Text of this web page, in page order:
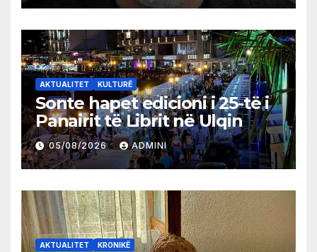
AKTUALITET KULTURË
Sonte hapet edicioni i 25-të i
Panairit të Librit në Ulqin
05/08/2026 ADMINI
AKTUALITET KRONIKË